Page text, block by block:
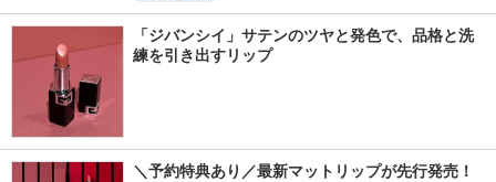
「ジバンシイ」サテンのツヤと発色で、品格と洗
練を引き出すリップ
＼予約特典あり／最新マットリップが先行発売！